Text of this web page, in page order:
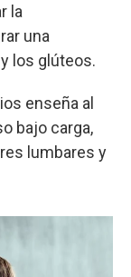
la
una
los glúteos.
enseña al
bajo carga,
lumbares y